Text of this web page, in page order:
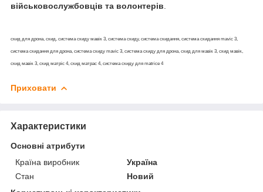
військовослужбовців та волонтерів
скид для дрона, скид, система скиду мавік 3, система скиду, система скидання, система скидання mavic 3,
система скидання для дрона, система скиду mavic 3, система скиду для дрона, скид для мавік 3, скид мавік,
скид мавік 3, скид матріс 4, скид матрас 4, система скиду для matrice 4
Приховати
Характеристики
Основні атрибути
Країна виробник
Україна
Стан
Новий